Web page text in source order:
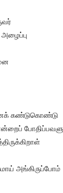
கண்டுகொண்டு
அங்கிருப்போம்